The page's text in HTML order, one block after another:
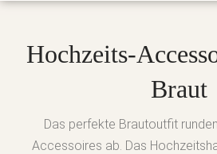
Hochzeits-
Braut
Das perfekte Brautoutfit
Accessoires ab. Das